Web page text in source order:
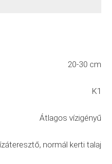
20-30 cm
K1
Átlagos vízigényű
normál kerti talaj